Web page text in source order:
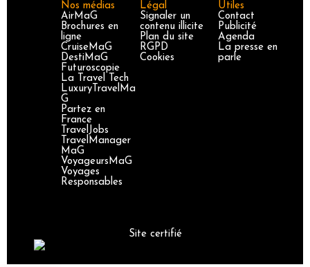
Nos médias
AirMaG
Brochures en
ligne
CruiseMaG
DestiMaG
Futuroscopie
La Travel Tech
LuxuryTravelMa
G
Partez en
France
TravelJobs
TravelManager
MaG
VoyageursMaG
Voyages
Responsables
Légal
Signaler un
contenu illicite
Plan du site
RGPD
Cookies
Utiles
Contact
Publicité
Agenda
La presse en
parle
Site certifié